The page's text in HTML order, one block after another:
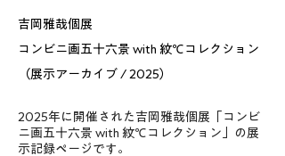
吉岡雅哉個展
コンビニ画五十六景 with 紋℃コレクション
（展示アーカイブ / 2025）
2025年に開催された吉岡雅哉個展「コンビ
ニ画五十六景 with 紋℃コレクション」の展
示記録ページです。